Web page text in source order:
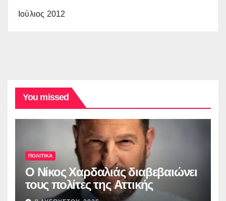
Ιούλιος 2012
You missed
ΠΟΛΙΤΙΚΑ
O Νίκος Χαρδαλιάς διαβεβαιώνει
τους πολίτες της Αττικής